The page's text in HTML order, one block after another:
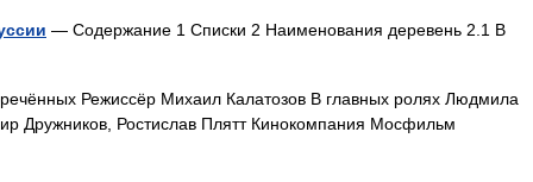
— Содержание 1 Списки 2 Наименования деревень 2.1 В
Режиссёр Михаил Калатозов В главных ролях Людмила
Дружников, Ростислав Плятт Кинокомпания Мосфильм